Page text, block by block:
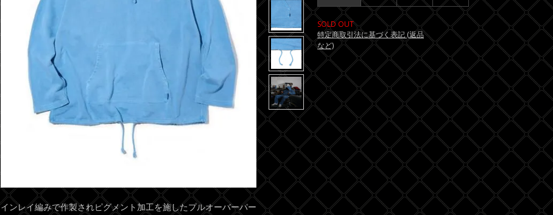
SOLD OUT
特定商取引法に基づく表記 (返品
など)
インレイ編みで作製されピグメント加工を施したプルオーバーパー